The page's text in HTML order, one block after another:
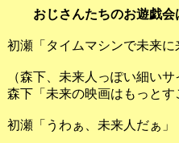
おじさんたちのお遊戯会
初瀬「タイムマシンで未来に
（森下、未来人っぽい細いサ
森下「未来の映画はもっとす
初瀬「うわぁ、未来人だぁ」